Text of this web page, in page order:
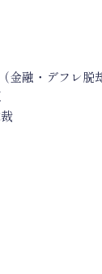
金融・デフレ脱